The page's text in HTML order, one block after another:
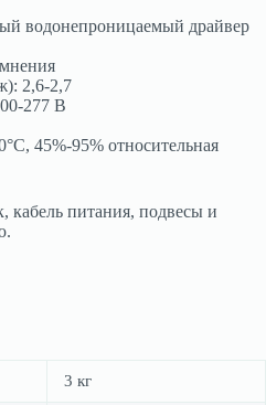
водонепроницаемый драйвер
2,6-2,7
277 В
45%-95% относительная
кабель питания, подвесы и
3 кг